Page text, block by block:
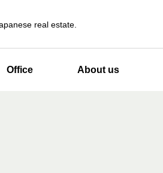
real estate.
Office About us